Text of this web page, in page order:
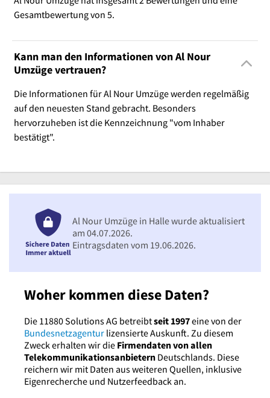
Gesamtbewertung von 5.
Kann man den Informationen von Al Nour
Umzüge vertrauen?
Die Informationen für Al Nour Umzüge werden regelmäßig
auf den neuesten Stand gebracht. Besonders
hervorzuheben ist die Kennzeichnung "vom Inhaber
bestätigt".
Woher kommen diese Daten?
Die 11880 Solutions AG betreibtseit 1997eine von der
Bundesnetzagentur lizensierte Auskunft. Zu diesem
Zweck erhalten wir die Firmendaten von allen
Telekommunikationsanbietern Deutschlands. Diese
reichern wir mit Daten aus weiteren Quellen, inklusive
Eigenrecherche und Nutzerfeedback an.
Al Nour Umzüge in Halle wurde aktualisiert
am 04.07.2026.
Eintragsdaten vom 19.06.2026.